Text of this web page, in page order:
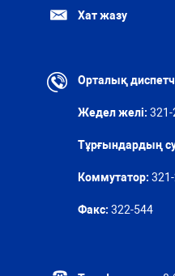
Хат жазу
Орталық
Жедел желі: 321-
Тұрғындардың
Коммутатор:
Факс: 322-544